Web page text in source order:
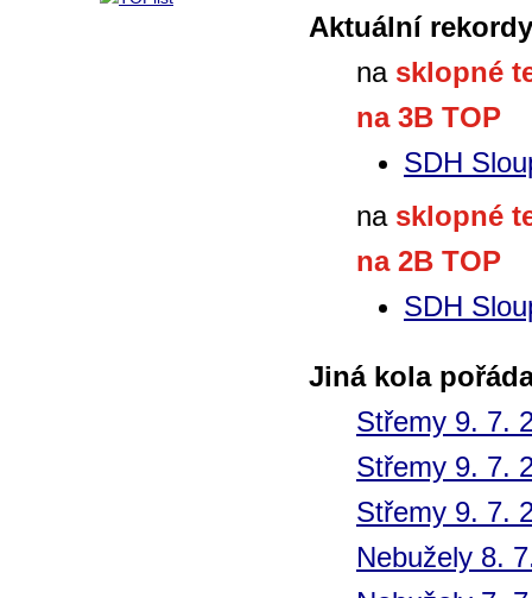
Aktuální
na sklopné
na 3B TOP
SDH
na sklopné
na 2B TOP
SDH
Jiná kola
Střemy 9. 7.
Střemy 9. 7.
Střemy 9. 7.
Nebužely 8.